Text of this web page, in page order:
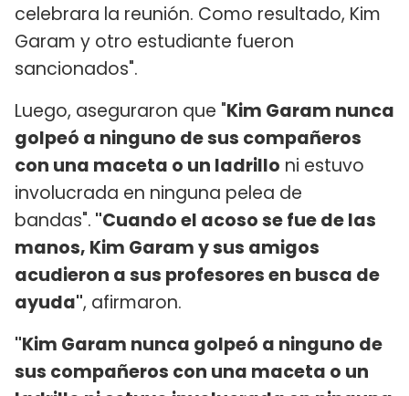
celebrara la reunión. Como resultado, Kim
Garam y otro estudiante fueron
sancionados".
Luego, aseguraron que "Kim Garam nunca
golpeó a ninguno de sus compañeros
con una maceta o un ladrillo ni estuvo
involucrada en ninguna pelea de
bandas". "Cuando el acoso se fue de las
manos, Kim Garam y sus amigos
acudieron a sus profesores en busca de
ayuda", afirmaron.
"Kim Garam nunca golpeó a ninguno de
sus compañeros con una maceta o un